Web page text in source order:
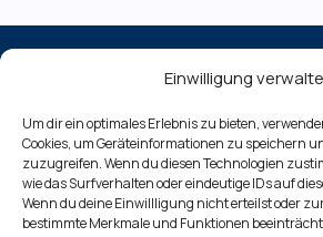
Einwilligung
Um dir ein optimales Erlebnis zu bieten,
Cookies, um Geräteinformationen zu speichern
zuzugreifen. Wenn du diesen Technologien
wie das Surfverhalten oder eindeutige IDs auf
Wenn du deine Einwillligung nicht erteilst oder
bestimmte Merkmale und Funktionen
Datenschutz
Cookie-Richtlinie